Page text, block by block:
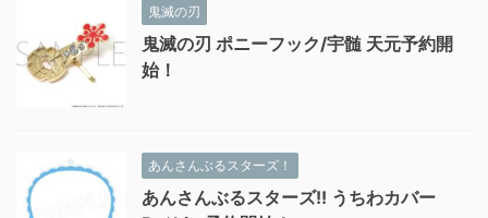
鬼滅の刃
鬼滅の刃 ポニーフック/宇髄 天元予約開
始！
あんさんぶるスターズ！
あんさんぶるスターズ!! うちわカバー